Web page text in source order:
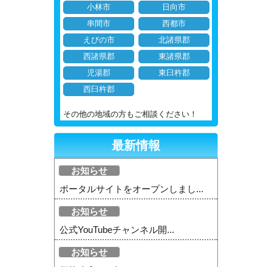
小林市
日向市
串間市
西都市
えびの市
北諸県郡
西諸県郡
東諸県郡
児湯郡
東臼杵郡
西臼杵郡
その他の地域の方もご相談ください！
最新情報
お知らせ
ポータルサイトをオープンしまし...
お知らせ
公式YouTubeチャンネル開...
お知らせ